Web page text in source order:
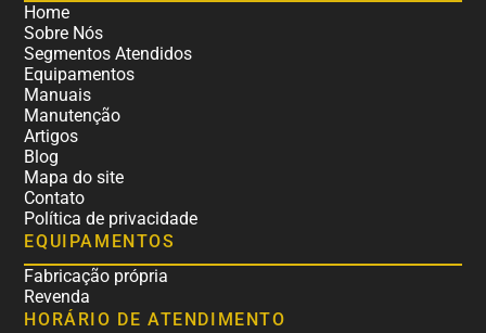
Home
Sobre Nós
Segmentos Atendidos
Equipamentos
Manuais
Manutenção
Artigos
Blog
Mapa do site
Contato
Política de privacidade
EQUIPAMENTOS
Fabricação própria
Revenda
HORÁRIO DE ATENDIMENTO